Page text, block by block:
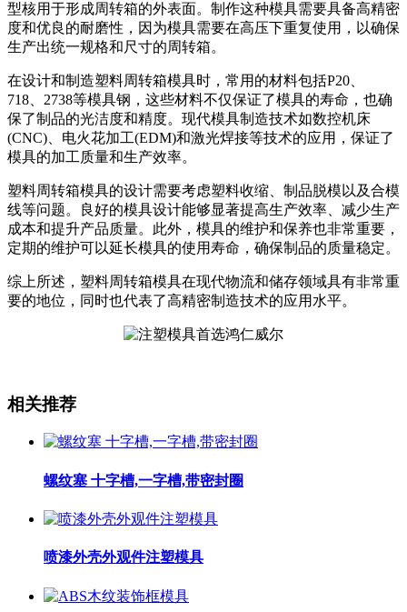
型核用于形成周转箱的外表面。制作这种模具需要具备高精密
度和优良的耐磨性，因为模具需要在高压下重复使用，以确保
生产出统一规格和尺寸的周转箱。
在设计和制造塑料周转箱模具时，常用的材料包括P20、
718、2738等模具钢，这些材料不仅保证了模具的寿命，也确
保了制品的光洁度和精度。现代模具制造技术如数控机床
(CNC)、电火花加工(EDM)和激光焊接等技术的应用，保证了
模具的加工质量和生产效率。
塑料周转箱模具的设计需要考虑塑料收缩、制品脱模以及合模
线等问题。良好的模具设计能够显著提高生产效率、减少生产
成本和提升产品质量。此外，模具的维护和保养也非常重要，
定期的维护可以延长模具的使用寿命，确保制品的质量稳定。
综上所述，塑料周转箱模具在现代物流和储存领域具有非常重
要的地位，同时也代表了高精密制造技术的应用水平。
相关推荐
螺纹塞 十字槽,一字槽,带密封圈
喷漆外壳外观件注塑模具